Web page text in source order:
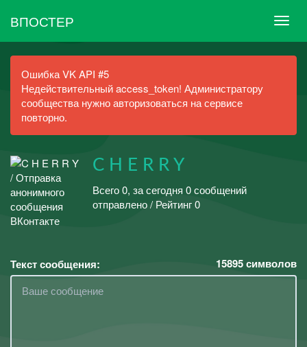
ВПОСТЕР
Ошибка VK API #5
Недействительный access_token! Администратору
сообщества нужно авторизоваться на сервисе
повторно.
C H E R R Y
Всего 0, за сегодня 0 сообщений
отправлено / Рейтинг 0
Текст сообщения: 15895символов